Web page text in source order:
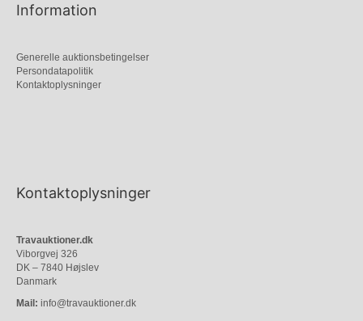
Information
Generelle auktionsbetingelser
Persondatapolitik
Kontaktoplysninger
Kontaktoplysninger
Travauktioner.dk
Viborgvej 326
DK – 7840 Højslev
Danmark
Mail: info@travauktioner.dk